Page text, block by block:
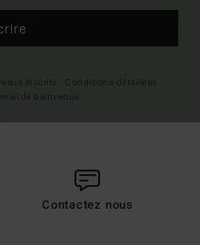
Contactez nous